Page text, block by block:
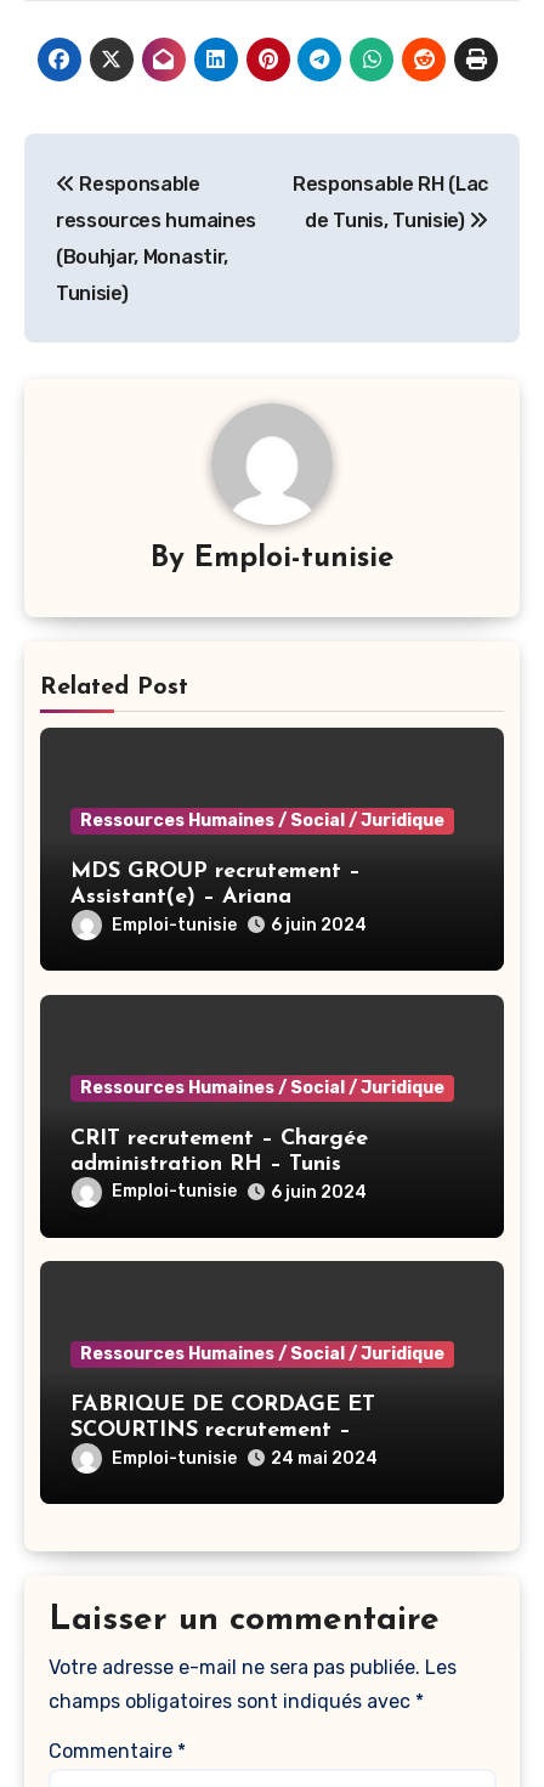
de
l’article
Responsable
ressources humaines
(Bouhjar, Monastir,
Tunisie)
Responsable RH (Lac
de Tunis, Tunisie)
By Emploi-tunisie
Related Post
Ressources Humaines / Social / Juridique
MDS GROUP recrutement –
Assistant(e) – Ariana
Emploi-tunisie 6 juin 2024
Ressources Humaines / Social / Juridique
CRIT recrutement – Chargée
administration RH – Tunis
Emploi-tunisie 6 juin 2024
Ressources Humaines / Social / Juridique
FABRIQUE DE CORDAGE ET
SCOURTINS recrutement –
Responsable RH – Ben Arous
Emploi-tunisie 24 mai 2024
Laisser un commentaire
Votre adresse e-mail ne sera pas publiée. Les
champs obligatoires sont indiqués avec *
Commentaire *